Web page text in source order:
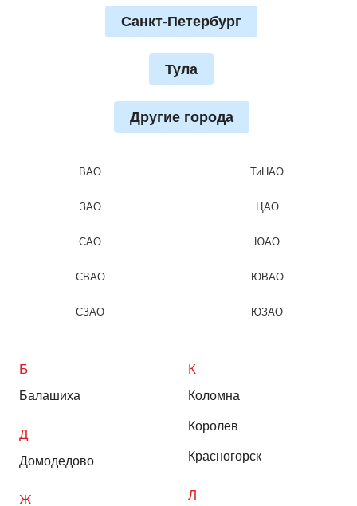
Санкт-Петербург
Тула
Другие города
ВАО
ЗАО
САО
СВАО
СЗАО
ТиНАО
ЦАО
ЮАО
ЮВАО
ЮЗАО
Б
Балашиха
Д
Домодедово
Ж
К
Коломна
Королев
Красногорск
Л